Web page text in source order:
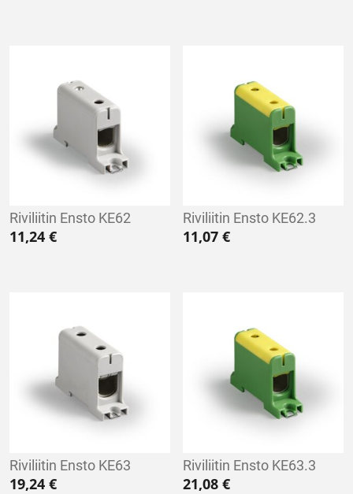
Riviliitin Ensto KE62
11,24 €
Riviliitin Ensto KE62.3
11,07€
Riviliitin Ensto KE63
19,24 €
Riviliitin Ensto KE63.3
21,08€